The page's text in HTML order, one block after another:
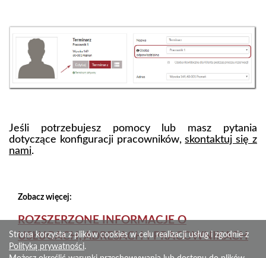
Jeśli potrzebujesz pomocy lub masz pytania
dotyczące konfiguracji pracowników,skontaktuj się z
nami.
Zobacz więcej:
ROZSZERZONE INFORMACJE O
USŁUGACH, ADRESACH I PRACOWNIKACH
Strona korzysta z plików cookies w celu realizacji usług i zgodnie z
Polityką prywatności.